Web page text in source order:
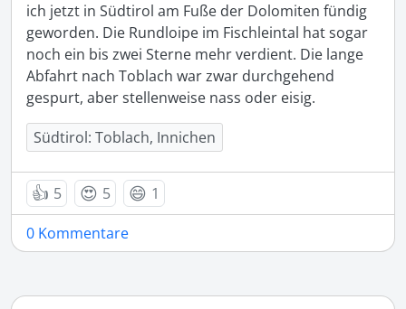
ich jetzt in Südtirol am Fuße der Dolomiten fündig
geworden. Die Rundloipe im Fischleintal hat sogar
noch ein bis zwei Sterne mehr verdient. Die lange
Abfahrt nach Toblach war zwar durchgehend
gespurt, aber stellenweise nass oder eisig.
Südtirol: Toblach, Innichen
👍 5 😍 5 😄 1
0 Kommentare